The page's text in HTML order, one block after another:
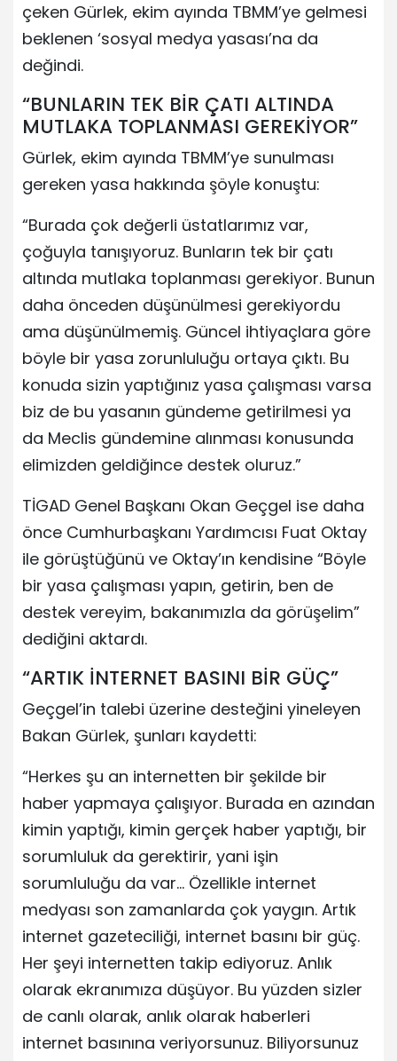
çeken Gürlek, ekim ayında TBMM’ye gelmesi
beklenen ‘sosyal medya yasası’na da
değindi.
“BUNLARIN TEK BİR ÇATI ALTINDA
MUTLAKA TOPLANMASI GEREKİYOR”
Gürlek, ekim ayında TBMM’ye sunulması
gereken yasa hakkında şöyle konuştu:
“Burada çok değerli üstatlarımız var,
çoğuyla tanışıyoruz. Bunların tek bir çatı
altında mutlaka toplanması gerekiyor. Bunun
daha önceden düşünülmesi gerekiyordu
ama düşünülmemiş. Güncel ihtiyaçlara göre
böyle bir yasa zorunluluğu ortaya çıktı. Bu
konuda sizin yaptığınız yasa çalışması varsa
biz de bu yasanın gündeme getirilmesi ya
da Meclis gündemine alınması konusunda
elimizden geldiğince destek oluruz.”
TİGAD Genel Başkanı Okan Geçgel ise daha
önce Cumhurbaşkanı Yardımcısı Fuat Oktay
ile görüştüğünü ve Oktay’ın kendisine “Böyle
bir yasa çalışması yapın, getirin, ben de
destek vereyim, bakanımızla da görüşelim”
dediğini aktardı.
“ARTIK İNTERNET BASINI BİR GÜÇ”
Geçgel’in talebi üzerine desteğini yineleyen
Bakan Gürlek, şunları kaydetti:
“Herkes şu an internetten bir şekilde bir
haber yapmaya çalışıyor. Burada en azından
kimin yaptığı, kimin gerçek haber yaptığı, bir
sorumluluk da gerektirir, yani işin
sorumluluğu da var… Özellikle internet
medyası son zamanlarda çok yaygın. Artık
internet gazeteciliği, internet basını bir güç.
Her şeyi internetten takip ediyoruz. Anlık
olarak ekranımıza düşüyor. Bu yüzden sizler
de canlı olarak, anlık olarak haberleri
internet basınına veriyorsunuz. Biliyorsunuz